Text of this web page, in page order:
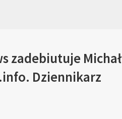
zadebiutuje Michał
Dziennikarz